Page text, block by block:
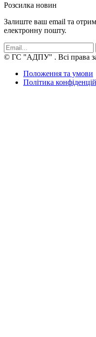
Розсилка новин
Залиште ваш email та
електронну пошту.
© ГС "АДПУ" . Всі права
Положення та умови
Політика